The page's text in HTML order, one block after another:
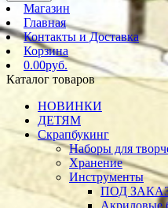
Магазин
Главная
Контакты и Доставка
Корзина
0.00руб.
Каталог товаров
НОВИНКИ
ДЕТЯМ
Скрапбукинг
Наборы для
Хранение
Инструменты
ПОД
Акриловые